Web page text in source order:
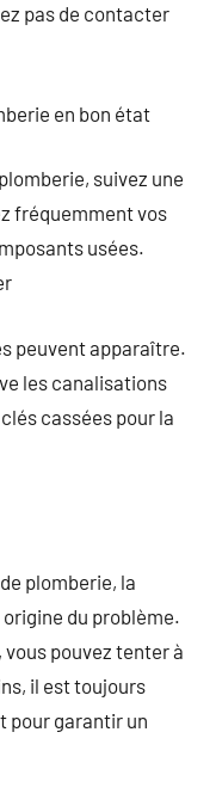
pas de contacter
en bon état
suivez une
fréquemment vos
usées.
peuvent apparaître.
les canalisations
cassées pour la
plomberie, la
du problème.
pouvez tenter à
il est toujours
pour garantir un